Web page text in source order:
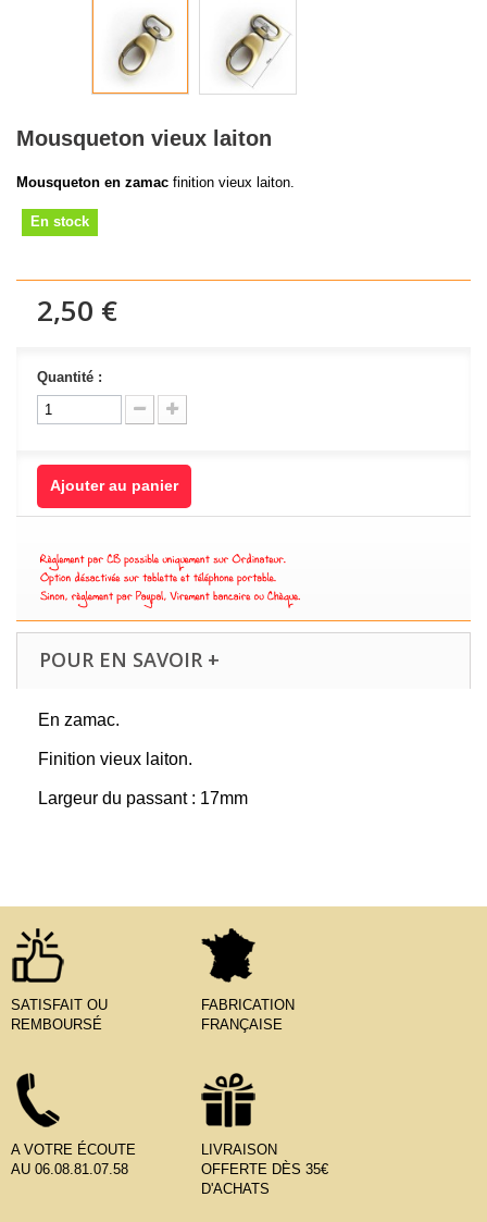
Mousqueton vieux laiton
Mousqueton en zamac finition vieux laiton.
En stock
2,50 €
Quantité :
Ajouter au panier
POUR EN SAVOIR +
En zamac.
Finition vieux laiton.
Largeur du passant : 17mm
SATISFAIT OU
REMBOURSÉ
FABRICATION
FRANÇAISE
A VOTRE ÉCOUTE
AU 06.08.81.07.58
LIVRAISON
OFFERTE DÈS 35€
D'ACHATS